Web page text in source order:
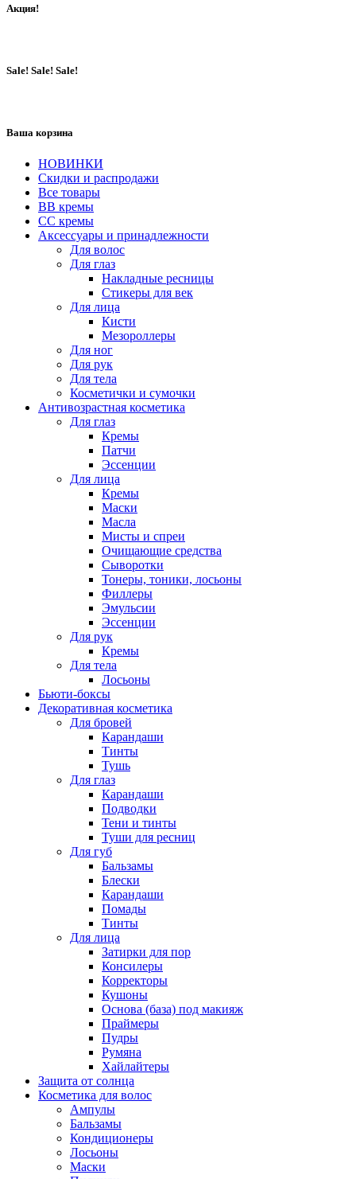
Акция!
Sale! Sale! Sale!
Ваша корзина
НОВИНКИ
Скидки и распродажи
Все товары
BB кремы
CC кремы
Аксессуары и принадлежности
Для волос
Для глаз
Накладные ресницы
Стикеры для век
Для лица
Кисти
Мезороллеры
Для ног
Для рук
Для тела
Косметички и сумочки
Антивозрастная косметика
Для глаз
Кремы
Патчи
Эссенции
Для лица
Кремы
Маски
Масла
Мисты и спреи
Очищающие средства
Сыворотки
Тонеры, тоники, лосьоны
Филлеры
Эмульсии
Эссенции
Для рук
Кремы
Для тела
Лосьоны
Бьюти-боксы
Декоративная косметика
Для бровей
Карандаши
Тинты
Тушь
Для глаз
Карандаши
Подводки
Тени и тинты
Туши для ресниц
Для губ
Бальзамы
Блески
Карандаши
Помады
Тинты
Для лица
Затирки для пор
Консилеры
Корректоры
Кушоны
Основа (база) под макияж
Праймеры
Пудры
Румяна
Хайлайтеры
Защита от солнца
Косметика для волос
Ампулы
Бальзамы
Кондиционеры
Лосьоны
Маски